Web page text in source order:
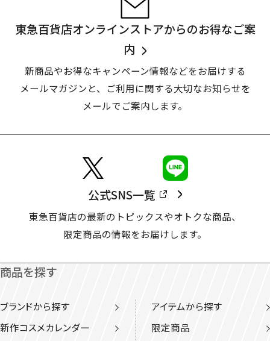
東急百貨店オンラインストアからのお得なご案
内
新商品やお得なキャンペーン情報などをお届けする
メールマガジンと、
ご利用に関する大切なお知らせを
メールでご案内します。
公式SNS一覧
東急百貨店の最新のトピックスやオトクな商品、
限定商品の情報をお届けします。
商品を探す
ブランドから探す
アイテムから探す
新作コスメカレンダー
限定商品